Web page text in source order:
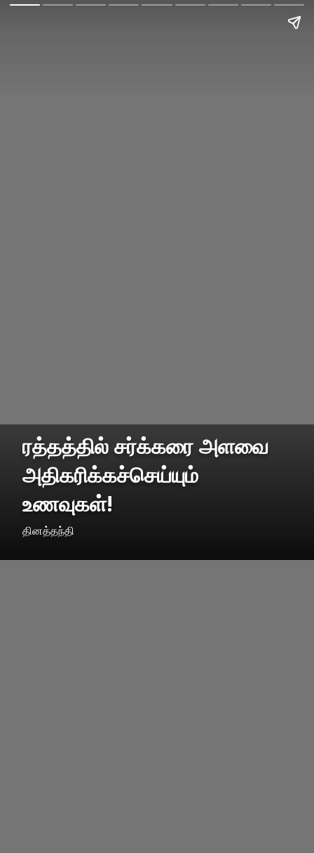
ரத்தத்தில் சர்க்கரை அளவை
அதிகரிக்கச்செய்யும்
உணவுகள்!
தினத்தந்தி